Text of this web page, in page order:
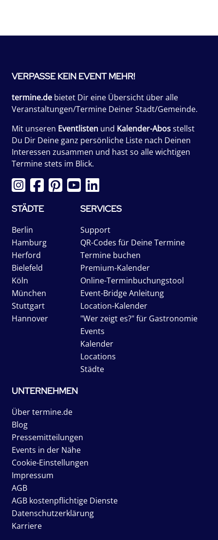
VERPASSE KEIN EVENT MEHR!
termine.de bietet Dir eine Übersicht über alle
Veranstaltungen/Termine Deiner Stadt/Gemeinde.
Mit unseren Eventlisten und Kalender-Abosstellst
Du Dir Deine ganz persönliche Liste nach Deinen
Interessen zusammen und hast so alle wichtigen
Termine stets im Blick.
STÄDTE
Berlin
Hamburg
Herford
Bielefeld
Köln
München
Stuttgart
Hannover
SERVICES
Support
QR-Codes für Deine Termine
Termine buchen
Premium-Kalender
Online-Terminbuchungstool
Event-Bridge Anleitung
Location-Kalender
"Wer zeigt es?" für Gastronomie
Events
Kalender
Locations
Städte
UNTERNEHMEN
Über termine.de
Blog
Pressemitteilungen
Events in der Nähe
Cookie-Einstellungen
Impressum
AGB
AGB kostenpflichtige Dienste
Datenschutzerklärung
Karriere